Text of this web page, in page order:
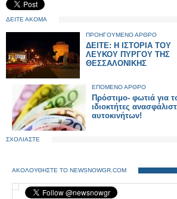
ΔΕΙΤΕ ΑΚΟΜΑ
ΠΡΟΗΓΟΥΜΕΝΟ ΑΡΘΡΟ
ΔΕΙΤΕ: Η ΙΣΤΟΡΙΑ ΤΟΥ
ΛΕΥΚΟΥ ΠΥΡΓΟΥ ΤΗΣ
ΘΕΣΣΑΛΟΝΙΚΗΣ
ΕΠΟΜΕΝΟ ΑΡΘΡΟ
Πρόστιμο- φωτιά για
ιδιοκτήτες
αυτοκινήτων!
ΣΧΟΛΙΑΣΤΕ
ΑΚΟΛΟΥΘΗΣΤΕ ΤΟ NEWSNOWGR.COM